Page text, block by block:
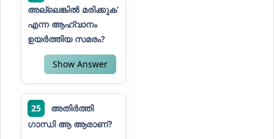
അല്ലെങ്കിൽ മരിക്കുക’
എന്ന ആഹ്വാനം
ഉയർത്തിയ സമരം?
Show Answer
25
അതിർത്തി
ഗാന്ധി ആ ആരാണ്?